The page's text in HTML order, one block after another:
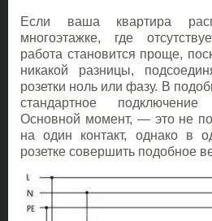
Если ваша квартира
многоэтажке, где
работа становится проще,
никакой разницы,
розетки ноль или фазу. В
стандартное
Основной момент, — это не
на один контакт, однако в
розетке совершить подобное